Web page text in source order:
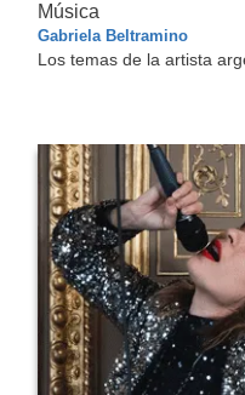
Música
Gabriela Beltramino
Los temas de la artista